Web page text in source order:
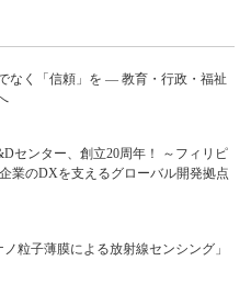
なく「信頼」を ― 教育・行政・福祉
センター、創立20周年！ ～フィリピ
業のDXを支えるグローバル開発拠点
ノ粒子薄膜による放射線センシング」